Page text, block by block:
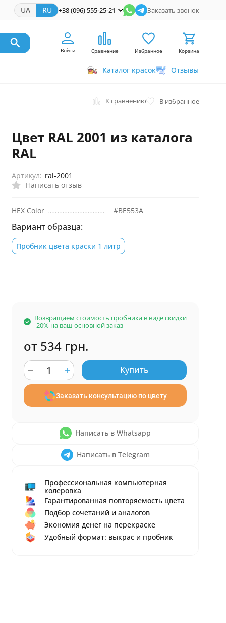
UA RU +38 (096) 555-25-21 Заказать звонок
Войти Сравнение Избранное Корзина
Каталог красок Отзывы
К сравнению В избранное
Цвет RAL 2001 из каталога
RAL
Написать отзыв
Артикул: ral-2001
HEX Color #BE553A
Вариант образца:
Пробник цвета краски 1 литр
Возвращаем стоимость пробника в виде скидки
-20% на ваш основной заказ
от 534 грн.
Купить
Заказать консультацию по цвету
Написать в Whatsapp
Написать в Telegram
Профессиональная компьютерная
колеровка
Гарантированная повторяемость цвета
Подбор сочетаний и аналогов
Экономия денег на перекраске
Удобный формат: выкрас и пробник